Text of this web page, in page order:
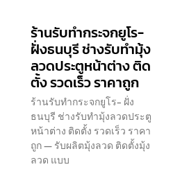
ร้านรับทำกระจกยูโร-
ฝั่งธนบุรี ช่างรับทำมุ้ง
ลวดประตูหน้าต่าง ติด
ตั้ง รวดเร็ว ราคาถูก
ร้านรับทำกระจกยูโร- ฝั่ง
ธนบุรี ช่างรับทำมุ้งลวดประตู
หน้าต่าง ติดตั้ง รวดเร็ว ราคา
ถูก — รับผลิตมุ้งลวด ติดตั้งมุ้ง
ลวด แบบ